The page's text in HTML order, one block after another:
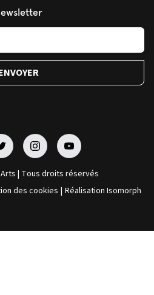
| Tous droits réservés
des cookies | Réalisation Isomorph
FacebookFacebookFacebook